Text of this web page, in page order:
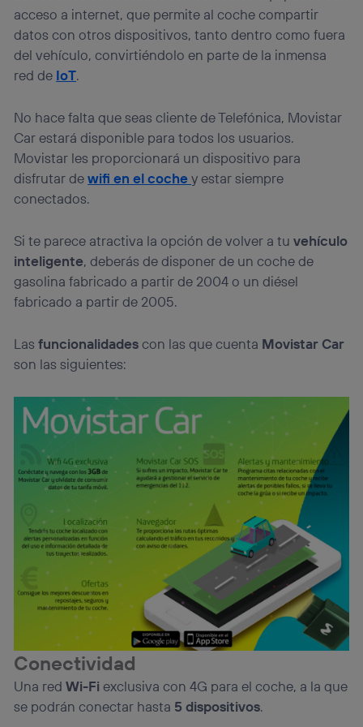
acceso a internet, que permite al coche compartir
datos con otros dispositivos, tanto dentro como fuera
del vehículo, convirtiéndolo en parte de la inmensa
red de IoT.
No hace falta que seas cliente de Telefónica, Movistar
Car estará disponible para todos los usuarios.
Movistar les proporcionará un dispositivo para
disfrutar dewifi en el cochey estar siempre
conectados.
Si te parece atractiva la opción de volver a tuvehículo
inteligente, deberás de disponer de un coche de
gasolina fabricado a partir de 2004 o un diésel
fabricado a partir de 2005.
Lasfuncionalidadescon las que cuenta Movistar Car
son las siguientes:
Conectividad
Una redWi-Fi exclusiva con 4G para el coche, a la que
se podrán conectar hasta 5 dispositivos.
consienta el uso de la tecnología recibirá el mismo
identificador. Típicamente:
Si utilizas unaconexión de banda ancha(p. ej., Wi-Fi),
el marketing o análisis se realizará en función de las
actividades de navegación de los miembros del hogar
Si utilizasdatos móviles, el marketing será más
personalizado, ya que se basará únicamente en la
navegación del usuario del móvil.
Puedes gestionar los consentimientos Utiq seleccionando
“Administrar Utiq” en la parte inferior de esta página web o
visitando el
la
política de privacidad de Utiq